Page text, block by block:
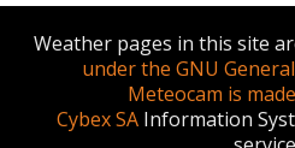
Weather pages in this site
under the GNU
Meteocam is
Cybex SAInformation